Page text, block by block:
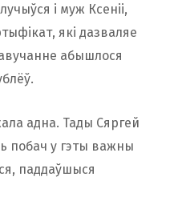
і муж Ксеніі,
які дазваляе
абышлося
адна. Тады Сяргей
побач у гэты важны
паддаўшыся